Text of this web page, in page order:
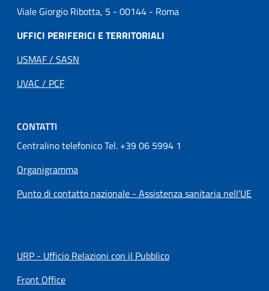
Viale Giorgio Ribotta, 5 - 00144 - Roma
UFFICI PERIFERICI E TERRITORIALI
USMAF / SASN
UVAC / PCF
CONTATTI
Centralino telefonico Tel. +39 06 5994 1
Organigramma
Punto di contatto nazionale - Assistenza sanitaria nell'UE
URP - Ufficio Relazioni con il Pubblico
Front Office